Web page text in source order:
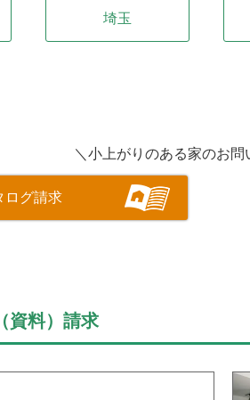
埼玉
＼小上がりのある家のお問
ログ請求
資料）請求